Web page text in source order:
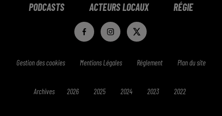
PODCASTS ACTEURS LOCAUX RÉGIE
Gestion des cookies Mentions Légales Réglement Plan du site
Archives 2026 2025 2024 2023 2022